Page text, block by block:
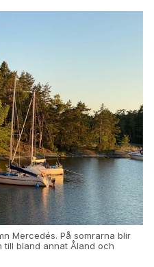
Mercedés. På somrarna blir
till bland annat Åland och